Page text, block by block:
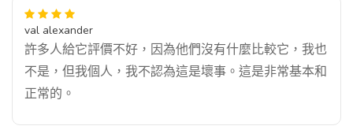
val alexander
許多人給它評價不好，因為他們沒有什麼比較它，我也
不是，但我個人，我不認為這是壞事。這是非常基本和
正常的。